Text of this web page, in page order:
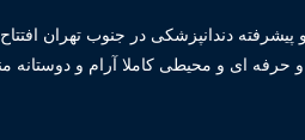
پیشرفته دندانپزشکی در جنوب تهران
حرفه ای و محیطی کاملا آرام و